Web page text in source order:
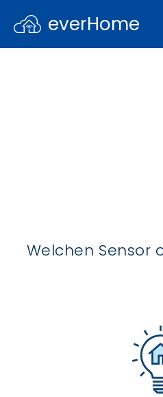
everHome
Welchen Sensor